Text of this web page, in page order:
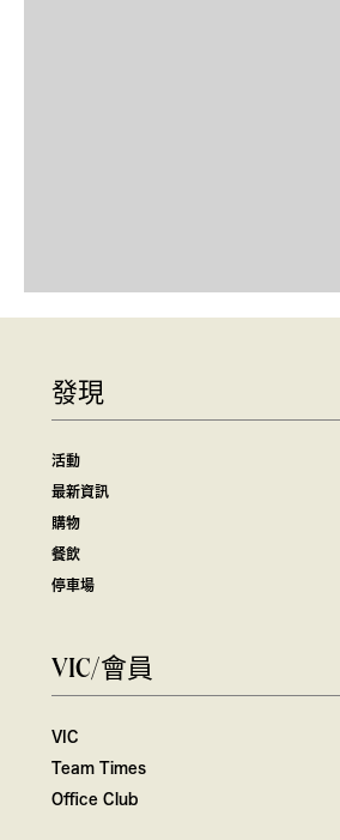
發現
活動
最新資訊
購物
餐飲
停車場
VIC/會員
VIC
Team Times
Office Club